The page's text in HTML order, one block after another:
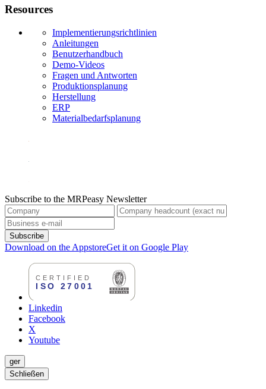
Resources
Implementierungsrichtlinien
Anleitungen
Benutzerhandbuch
Demo-Videos
Fragen und Antworten
Produktionsplanung
Herstellung
ERP
Materialbedarfsplanung
Subscribe to the MRPeasy Newsletter
Subscribe
Download on the AppstoreGet it on Google Play
Linkedin
Facebook
X
Youtube
ger
Schließen